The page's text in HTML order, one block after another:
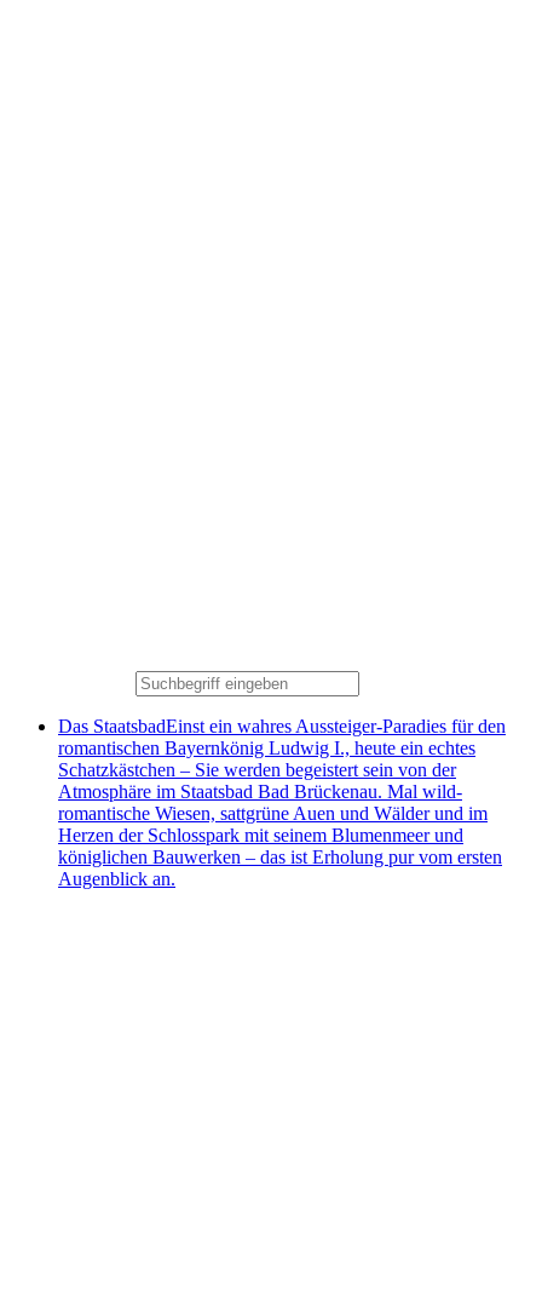
Das StaatsbadEinst ein wahres Aussteiger-Paradies für den
romantischen Bayernkönig Ludwig I., heute ein echtes
Schatzkästchen – Sie werden begeistert sein von der
Atmosphäre im Staatsbad Bad Brückenau. Mal wild-
romantische Wiesen, sattgrüne Auen und Wälder und im
Herzen der Schlosspark mit seinem Blumenmeer und
königlichen Bauwerken – das ist Erholung pur vom ersten
Augenblick an.